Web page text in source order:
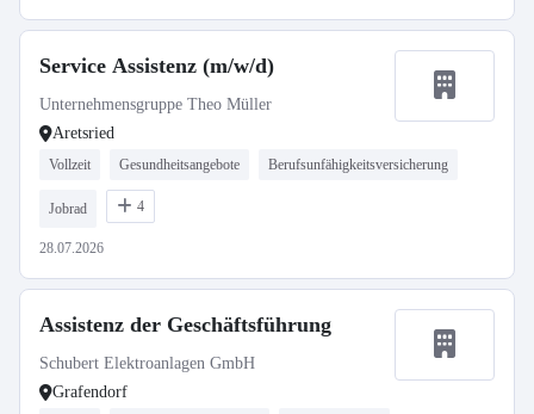
Service Assistenz (m/w/d)
Unternehmensgruppe Theo Müller
Aretsried
Vollzeit Gesundheitsangebote Berufsunfähigkeitsversicherung
Jobrad 4
28.07.2026
Assistenz der Geschäftsführung
Schubert Elektroanlagen GmbH
Grafendorf